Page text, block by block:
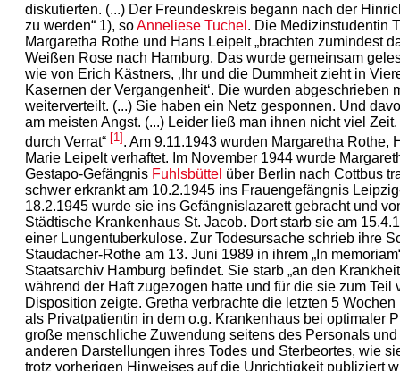
diskutierten. (...) Der Freundeskreis begann nach der
zu werden“ 1), soAnneliese Tuchel . Die Medizinstudentin
Margaretha Rothe und Hans Leipelt „brachten zumindest
Weißen Rose nach Hamburg. Das wurde gemeinsam
wie von Erich Kästners, ‚Ihr und die Dummheit zieht in
Kasernen der Vergangenheit‘. Die wurden abgeschrieben
weiterverteilt. (...) Sie haben ein Netz gesponnen. Und
am meisten Angst. (...) Leider ließ man ihnen nicht viel
durch Verrat“ [1]. Am 9.11.1943 wurden Margaretha Rothe,
Marie Leipelt verhaftet. Im November 1944 wurde
Gestapo-Gefängnis Fuhlsbüttel über Berlin nach Cottbus
schwer erkrankt am 10.2.1945 ins Frauengefängnis
18.2.1945 wurde sie ins Gefängnislazarett gebracht und
Städtische Krankenhaus St. Jacob. Dort starb sie am
einer Lungentuberkulose. Zur Todesursache schrieb ihre
Staudacher-Rothe am 13. Juni 1989 in ihrem „In
Staatsarchiv Hamburg befindet. Sie starb „an den
während der Haft zugezogen hatte und für die sie zum Teil
Disposition zeigte. Gretha verbrachte die letzten 5
als Privatpatientin in dem o.g. Krankenhaus bei optimaler
große menschliche Zuwendung seitens des Personals
anderen Darstellungen ihres Todes und Sterbeortes, wie
trotz vorherigen Hinweises auf die Unrichtigkeit publiziert